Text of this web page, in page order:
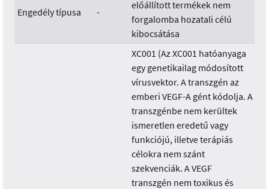
Engedély típusa -
előállított termékek nem
forgalomba hozatali célú
kibocsátása
XC001 (Az XC001 hatóanyaga
egy genetikailag módosított
vírusvektor. A transzgén az
emberi VEGF-A gént kódolja. A
transzgénbe nem kerültek
ismeretlen eredetű vagy
funkciójú, illetve terápiás
célokra nem szánt
szekvenciák. A VEGF
transzgén nem toxikus és